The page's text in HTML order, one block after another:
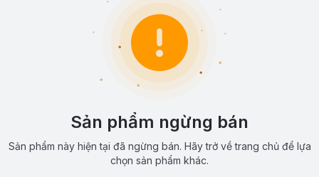
Sản phẩm ngừng bán
Sản phẩm này hiện tại đã ngừng bán. Hãy trở về trang chủ để lựa
chọn sản phẩm khác.